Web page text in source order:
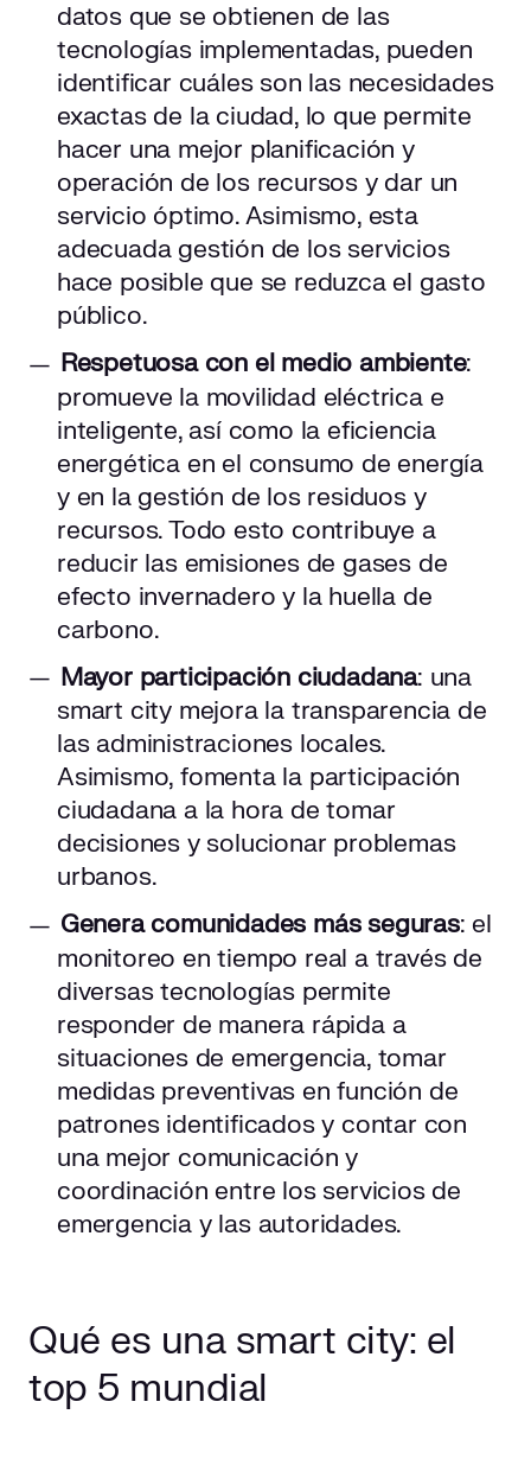
datos que se obtienen de las
tecnologías implementadas, pueden
identificar cuáles son las necesidades
exactas de la ciudad, lo que permite
hacer una mejor planificación y
operación de los recursos y dar un
servicio óptimo. Asimismo, esta
adecuada gestión de los servicios
hace posible que se reduzca el gasto
público.
Respetuosa con el medio ambiente:
promueve la movilidad eléctrica e
inteligente, así como la eficiencia
energética en el consumo de energía
y en la gestión de los residuos y
recursos. Todo esto contribuye a
reducir las emisiones de gases de
efecto invernadero y la huella de
carbono.
Mayor participación ciudadana: una
smart city mejora la transparencia de
las administraciones locales.
Asimismo, fomenta la participación
ciudadana a la hora de tomar
decisiones y solucionar problemas
urbanos.
Genera comunidades más seguras: el
monitoreo en tiempo real a través de
diversas tecnologías permite
responder de manera rápida a
situaciones de emergencia, tomar
medidas preventivas en función de
patrones identificados y contar con
una mejor comunicación y
coordinación entre los servicios de
emergencia y las autoridades.
Qué es una smart city: el
top 5 mundial